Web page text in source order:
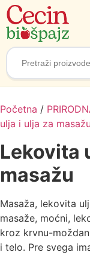
Search
for:
Početna /
ulja i ulja za masažu
Lekovita
masažu
Masaža, lekovita
masaže, moćni,
kroz krvnu-
i telo. Pre svega